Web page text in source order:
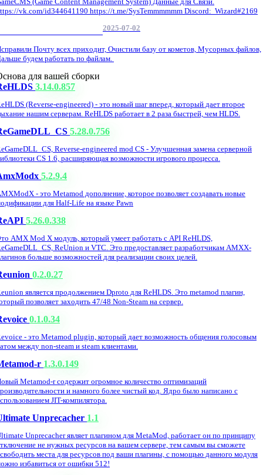
vk.com/id344641190 https://t.me/SysTemmmmmm Discord: Wizard#2169
2025-07-02
Почту всех приходит, Очистили базу от кометов, Мусорных файлов,
будем работать по файлам.
для вашей сборки
3.14.0.857
(Reverse-engineered) - это новый шаг вперед, который дает второе
нашим серверам. ReHLDS работает в 2 раза быстрей, чем HLDS.
5.28.0.756
Reverse-engineered mod CS - Улучшенная замена серверной
CS 1.6, расширяющая возможности игрового процесса.
5.2.9.4
- это Metamod дополнение, которое позволяет создавать новые
для Half-Life на языке Pawn
5.26.0.338
AMX Mod X модуль, который умеет работать с API ReHLDS,
ReUnion и VTC. Это предоставляет разработчикам AMXX-
больше возможностей для реализации своих целей.
0.2.0.27
является продолжением Dproto для ReHLDS. Это metamod плагин,
позволяет заходить 47/48 Non-Steam на сервер.
0.1.0.34
- это Metamod plugin, который дает возможность общения голосовым
между non-steam и steam клиентами.
r 1.3.0.149
Metamod-r содержит огромное количество оптимизаций
и намного более чистый код. Ядро было написано с
JIT-компилятора.
Unprecacher 1.1
Unprecacher являет плагином для MetaMod, работает он по принципу
не нужных ресурсов на вашем сервере, тем самым вы сможете
места для ресурсов под ваши плагины, с помощью данного модуля
избавиться от ошибки 512!